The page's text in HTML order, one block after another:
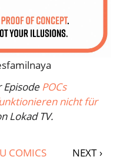
POCs
nicht für
Lokad TV.
COMICS NEXT ›